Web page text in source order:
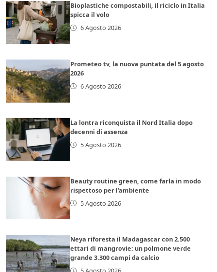
Bioplastiche compostabili, il riciclo in Italia
spicca il volo
6 Agosto 2026
Prometeo tv, la nuova puntata del 5 agosto
2026
6 Agosto 2026
La lontra riconquista il Nord Italia dopo
decenni di assenza
5 Agosto 2026
Beauty routine green, come farla in modo
rispettoso per l’ambiente
5 Agosto 2026
Neya riforesta il Madagascar con 2.500
ettari di mangrovie: un polmone verde
grande 3.300 campi da calcio